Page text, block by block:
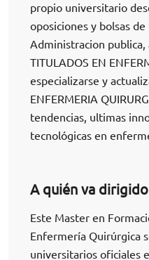
propio universitario
oposiciones y bolsas
Administracion publica,
TITULADOS EN
especializarse y
ENFERMERIA
tendencias, ultimas
tecnológicas en
A quién va dirigido
Este Master en
Enfermería Quirúrgica
universitarios oficiales